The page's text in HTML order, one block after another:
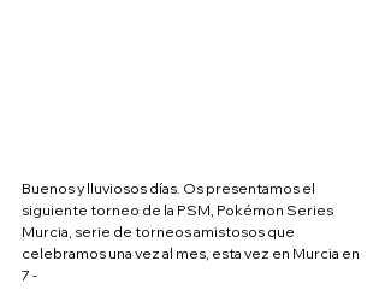
Buenos y lluviosos días. Os presentamos el
siguiente torneo de la PSM, Pokémon Series
Murcia, serie de torneos amistosos que
celebramos una vez al mes, esta vez en Murcia en
7 -